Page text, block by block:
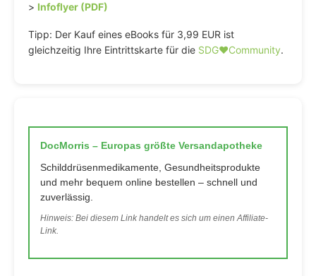
> Infoflyer (PDF)
Tipp: Der Kauf eines eBooks für 3,99 EUR ist
gleichzeitig Ihre Eintrittskarte für die SDG♥️Community.
DocMorris – Europas größte Versandapotheke
Schilddrüsenmedikamente, Gesundheitsprodukte
und mehr bequem online bestellen – schnell und
zuverlässig.
Hinweis: Bei diesem Link handelt es sich um einen Affiliate-
Link.